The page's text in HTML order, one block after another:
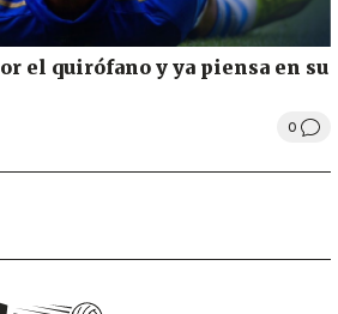
el quirófano y ya piensa en su
0